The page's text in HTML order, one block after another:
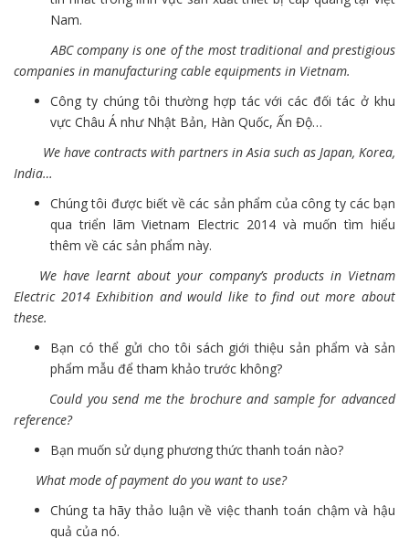
Nam.
ABC company is one of the most traditional and prestigious
companies in manufacturing cable equipments in Vietnam.
Công ty chúng tôi thường hợp tác với các đối tác ở khu
vực Châu Á như Nhật Bản, Hàn Quốc, Ấn Độ…
We have contracts with partners in Asia such as Japan, Korea,
India…
Chúng tôi được biết về các sản phẩm của công ty các bạn
qua triển lãm Vietnam Electric 2014 và muốn tìm hiểu
thêm về các sản phẩm này.
We have learnt about your company’s products in Vietnam
Electric 2014 Exhibition and would like to find out more about
these.
Bạn có thể gửi cho tôi sách giới thiệu sản phẩm và sản
phẩm mẫu để tham khảo trước không?
Could you send me the brochure and sample for advanced
reference?
Bạn muốn sử dụng phương thức thanh toán nào?
What mode of payment do you want to use?
Chúng ta hãy thảo luận về việc thanh toán chậm và hậu
quả của nó.